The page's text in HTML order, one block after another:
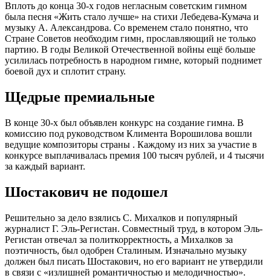
Вплоть до конца 30-х годов негласным советским гимном
была песня «Жить стало лучше» на стихи Лебедева-Кумача и
музыку А. Александрова. Со временем стало понятно, что
Стране Советов необходим гимн, прославляющий не только
партию. В годы Великой Отечественной войны ещё больше
усилилась потребность в народном гимне, который поднимет
боевой дух и сплотит страну.
Щедрые премиальные
В конце 30-х был объявлен конкурс на создание гимна. В
комиссию под руководством Климента Ворошилова вошли
ведущие композиторы страны . Каждому из них за участие в
конкурсе выплачивалась премия 100 тысяч рублей, и 4 тысячи
за каждый вариант.
Шостакович не подошел
Решительно за дело взялись С. Михалков и популярный
журналист Г. Эль-Регистан. Совместный труд, в котором Эль-
Регистан отвечал за политкорректность, а Михалков за
поэтичность, был одобрен Сталиным. Изначально музыку
должен был писать Шостакович, но его вариант не утвердили
в связи с «излишней романтичностью и мелодичностью».